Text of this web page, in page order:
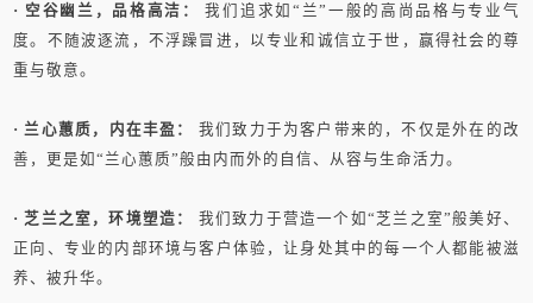
· 空谷幽兰，品格高洁：
我们追求如“兰”一般的高尚品格与专业气
度。不随波逐流，不浮躁冒进，以专业和诚信立于世，赢得社会的尊
重与敬意。
· 兰心蕙质，内在丰盈：
我们致力于为客户带来的，不仅是外在的改
善，更是如“兰心蕙质”般由内而外的自信、从容与生命活力。
· 芝兰之室，环境塑造：
我们致力于营造一个如“芝兰之室”般美好、
正向、专业的内部环境与客户体验，让身处其中的每一个人都能被滋
养、被升华。